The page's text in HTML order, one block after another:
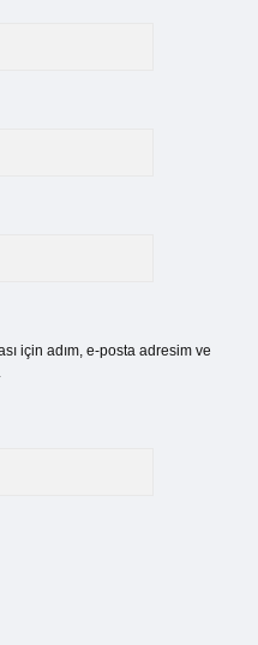
için adım, e-posta adresim ve